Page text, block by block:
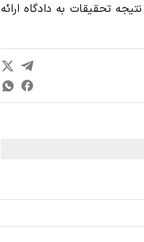
تحقیقات به دادگاه ارائه